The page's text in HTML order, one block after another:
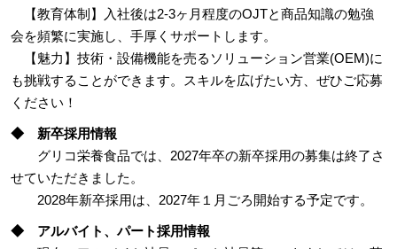
【教育体制】入社後は2-3ヶ月程度のOJTと商品知識の勉強
会を頻繁に実施し、手厚くサポートします。
【魅力】技術・設備機能を売るソリューション営業(OEM)に
も挑戦することができます。スキルを広げたい方、ぜひご応募
ください！
◆ 新卒採用情報
グリコ栄養食品では、2027年卒の新卒採用の募集は終了さ
せていただきました。
2028年新卒採用は、2027年１月ごろ開始する予定です。
◆ アルバイト、パート採用情報